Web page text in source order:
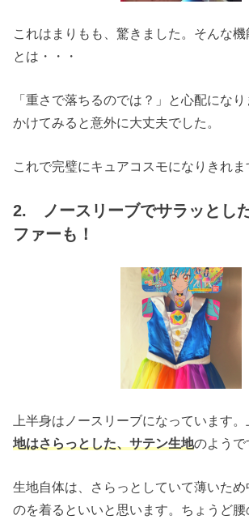
これはまりもも、驚きました。そんな
とは・・・
「重さで落ちるのでは？」と心配にな
かけてみると意外に大丈夫でした。
これで完璧にキュアコスモになりきれま
2. ノースリーブでサラッとし
ファーも！
上半身はノースリーブになっています
地はさらっとした、サテン生地のようで
生地自体は、さらっとしていて薄いた
のを着るといいと思います。ちょうど